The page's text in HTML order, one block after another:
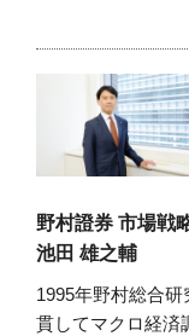
野村證券 市場戦
池田 雄之輔
1995年野村総合
貫してマクロ経済